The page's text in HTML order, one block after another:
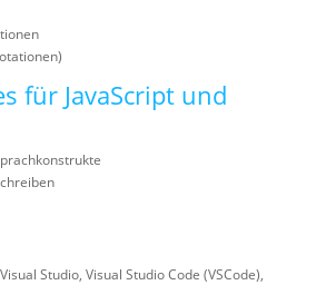
für JavaScript und
Studio, Visual Studio Code (VSCode),